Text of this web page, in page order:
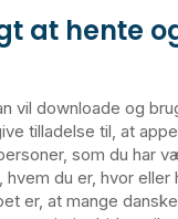
at hente
vil downloade og
tilladelse til, at
som du har
du er, hvor eller
er, at mange